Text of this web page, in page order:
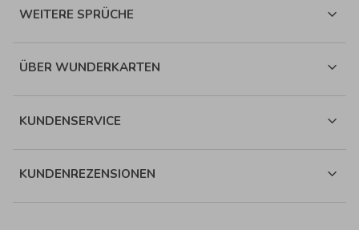
WEITERE SPRÜCHE
ÜBER WUNDERKARTEN
KUNDENSERVICE
KUNDENREZENSIONEN